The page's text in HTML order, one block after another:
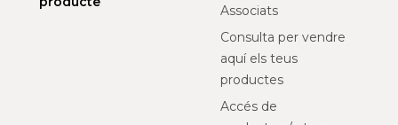
Associats
Consulta per vendre
aquí els teus
productes
Accés de